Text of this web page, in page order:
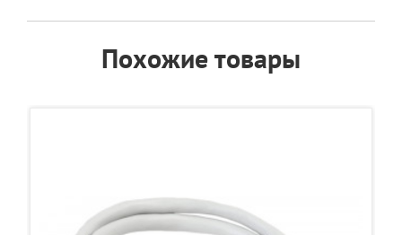
Похожие товары